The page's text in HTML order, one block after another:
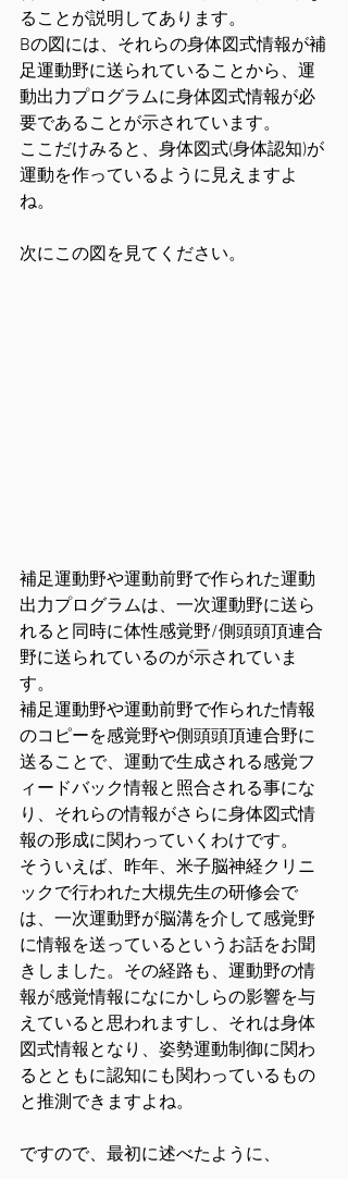
ることが説明してあります。
Bの図には、それらの身体図式情報が補
足運動野に送られていることから、運
動出力プログラムに身体図式情報が必
要であることが示されています。
ここだけみると、身体図式(身体認知)が
運動を作っているように見えますよ
ね。
次にこの図を見てください。
補足運動野や運動前野で作られた運動
出力プログラムは、一次運動野に送ら
れると同時に体性感覚野/側頭頭頂連合
野に送られているのが示されていま
す。
補足運動野や運動前野で作られた情報
のコピーを感覚野や側頭頭頂連合野に
送ることで、運動で生成される感覚フ
ィードバック情報と照合される事にな
り、それらの情報がさらに身体図式情
報の形成に関わっていくわけです。
そういえば、昨年、米子脳神経クリニ
ックで行われた大槻先生の研修会で
は、一次運動野が脳溝を介して感覚野
に情報を送っているというお話をお聞
きしました。その経路も、運動野の情
報が感覚情報になにかしらの影響を与
えていると思われますし、それは身体
図式情報となり、姿勢運動制御に関わ
るとともに認知にも関わっているもの
と推測できますよね。
ですので、最初に述べたように、